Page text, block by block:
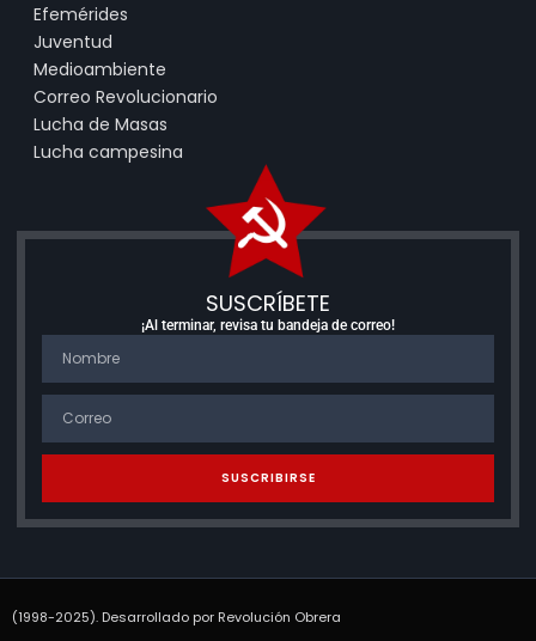
Efemérides
Juventud
Medioambiente
Correo Revolucionario
Lucha de Masas
Lucha campesina
SUSCRÍBETE
¡Al terminar, revisa tu bandeja de correo!
SUSCRIBIRSE
(1998-2025). Desarrollado por Revolución Obrera